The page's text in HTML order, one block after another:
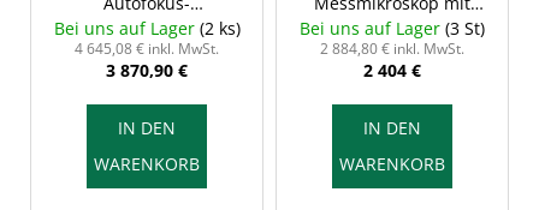
Messmikroskop (mit
Display), INSIZE 5315-
S710
Bei uns auf Lager (2 ks)
4 645,08 € inkl. MwSt.
3 870,90 €
IN DEN
WARENKORB
Display und
Konturbeleuchtung,
ISM-DL301 INSIZE
Bei uns auf Lager (3 St)
2 884,80 € inkl. MwSt.
2 404 €
IN DEN
WARENKORB